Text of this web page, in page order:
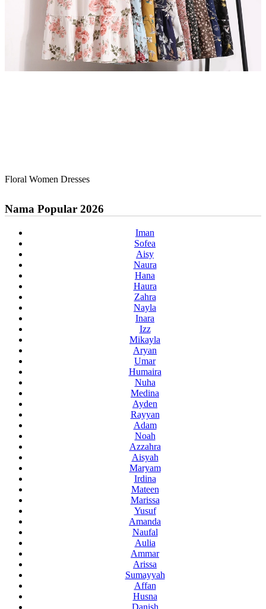
Floral Women Dresses
Nama Popular 2026
Iman
Sofea
Aisy
Naura
Hana
Haura
Zahra
Nayla
Inara
Izz
Mikayla
Aryan
Umar
Humaira
Nuha
Medina
Ayden
Rayyan
Adam
Noah
Azzahra
Aisyah
Maryam
Irdina
Mateen
Marissa
Yusuf
Amanda
Naufal
Aulia
Ammar
Arissa
Sumayyah
Affan
Husna
Danish